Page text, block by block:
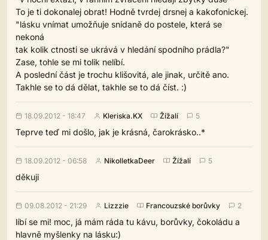
To je ti dokonalej obrat! Hodně tvrdej drsnej a kakofonickej.
"lásku vnímat umožňuje snídaně do postele, která se
nekoná
tak kolik ctnosti se ukrává v hledání spodního prádla?"
Zase, tohle se mi tolik nelíbí.
A poslední část je trochu klišovitá, ale jinak, určitě ano.
Takhle se to dá dělat, takhle se to dá číst. :)
18.09.2012 - 18:47 Kleriska.KX Žížalí 5
Teprve teď mi došlo, jak je krásná, čarokrásko..*
18.09.2012 - 06:58 NikolletkaDeer Žížalí 5
děkuji
09.08.2012 - 21:29 Lizzzie Francouzské borůvky 2
líbí se mi! moc, já mám ráda tu kávu, borůvky, čokoládu a
hlavně myšlenky na lásku:)